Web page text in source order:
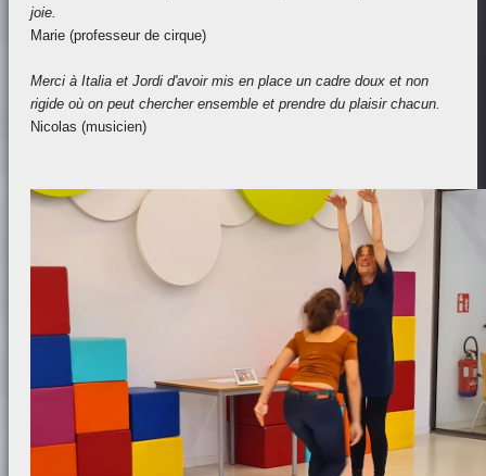
joie.
Marie (professeur de cirque)
Merci à Italia et Jordi d'avoir mis en place un cadre doux et non
rigide où on peut chercher ensemble et prendre du plaisir chacun.
Nicolas (musicien)